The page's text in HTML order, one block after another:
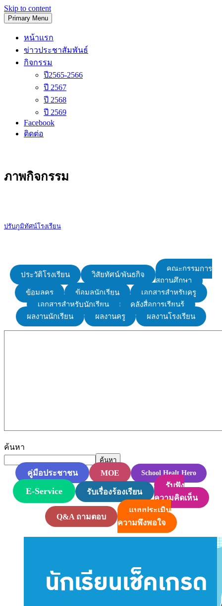
Skip to content
Primary Menu
หน้าแรก
ข่าวประชาสัมพันธ์
กิจกรรม
ปี2565-2566
ปี 2567
ปี 2568
ปี 2569
Facebook
ติดต่อ
ภาพกิจกรรม
ปรับภูมิทัศน์โรงเรียน
ประวัติโรงเรียน วิสัยทัศน์/พันธกิจ
คณะกรรมการ
สถานศึกษา
ข้อมูลครู
ข้อมูลนักเรียน
เอกสารสำหรับครู
เอกสารสำหรับนักเรียน
คลังสื่อการเรียนรู้
ผลงานนักเรียน
ผลงานครู ผลงานโรงเรียน
ค้นหา
ค้นหา
คู่มือประชาชน MOE School Healt Hero
E-Service รับเรื่องร้องเรียน
รับฟัง
ความคิดเห็น
Q&A ถามตอบ
แบบประเมิน
ความพึงพอใจ